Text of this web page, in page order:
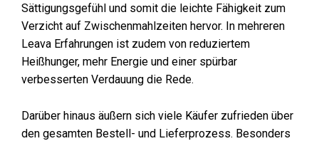
Sättigungsgefühl und somit die leichte Fähigkeit zum
Verzicht auf Zwischenmahlzeiten hervor. In mehreren
Leava Erfahrungen ist zudem von reduziertem
Heißhunger, mehr Energie und einer spürbar
verbesserten Verdauung die Rede.
Darüber hinaus äußern sich viele Käufer zufrieden über
den gesamten Bestell- und Lieferprozess. Besonders